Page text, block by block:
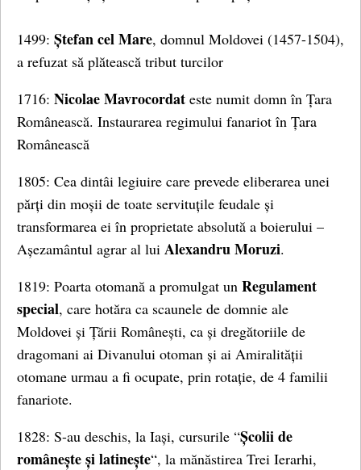
1499: Ștefan cel Mare, domnul Moldovei (1457-1504),
a refuzat să plătească tribut turcilor
1716: Nicolae Mavrocordat este numit domn în Țara
Românească. Instaurarea regimului fanariot în Țara
Românească
1805: Cea dintâi legiuire care prevede eliberarea unei
părți din moșii de toate servituțile feudale și
transformarea ei în proprietate absolută a boierului –
Așezamântul agrar al lui Alexandru Moruzi.
1819: Poarta otomană a promulgat un Regulament
special, care hotăra ca scaunele de domnie ale
Moldovei și Țării Românești, ca și dregătoriile de
dragomani ai Divanului otoman și ai Amiralității
otomane urmau a fi ocupate, prin rotație, de 4 familii
fanariote.
1828: S-au deschis, la Iași, cursurile “Școlii de
românește și latinește“, la mănăstirea Trei Ierarhi,